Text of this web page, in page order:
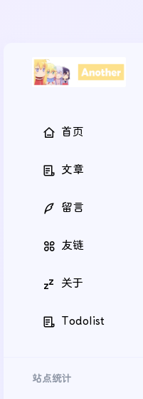
首页
文章
留言
友链
关于
Todolist
站点统计